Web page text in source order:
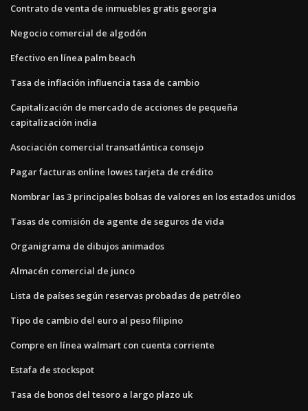
Contrato de venta de inmuebles gratis georgia
Negocio comercial de algodón
Efectivo en línea palm beach
Tasa de inflación influencia tasa de cambio
Capitalización de mercado de acciones de pequeña
capitalización india
Asociación comercial transatlántica consejo
Pagar facturas online lowes tarjeta de crédito
Nombrar las 3 principales bolsas de valores en los estados unidos
Tasas de comisión de agente de seguros de vida
Organigrama de dibujos animados
Almacén comercial de junco
Lista de países según reservas probadas de petróleo
Tipo de cambio del euro al peso filipino
Compre en línea walmart con cuenta corriente
Estafa de stockspot
Tasa de bonos del tesoro a largo plazo uk